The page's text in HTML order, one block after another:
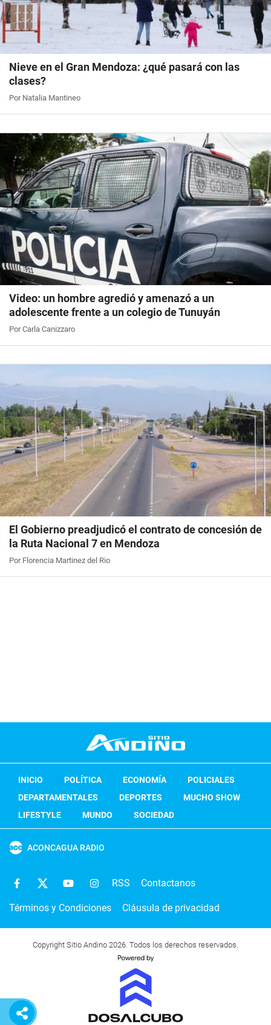
Nieve en el Gran Mendoza: ¿qué pasará con las
clases?
Por Natalia Mantineo
Video: un hombre agredió y amenazó a un
adolescente frente a un colegio de Tunuyán
Por Carla Canizzaro
El Gobierno preadjudicó el contrato de concesión de
la Ruta Nacional 7 en Mendoza
Por Florencia Martinez del Rio
INICIO POLÍTICA ECONOMÍA
POLICIALES
DEPARTAMENTALES
DEPORTES
MUCHO SHOW
LIFESTYLE
MUNDO SOCIEDAD
ACONCAGUA RADIO
RSS Contactanos
Términos y Condiciones Cláusula de privacidad
Copyright Sitio Andino 2026. Todos los derechos reservados.